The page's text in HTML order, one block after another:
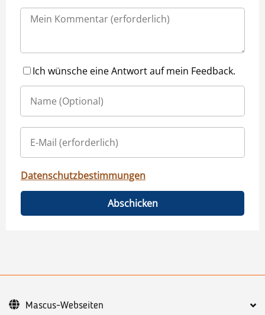
Ich wünsche eine Antwort auf mein Feedback.
Datenschutzbestimmungen
Abschicken
Mascus-Webseiten